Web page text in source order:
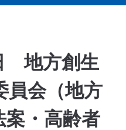
地方創生
員会（地方
案・高齢者